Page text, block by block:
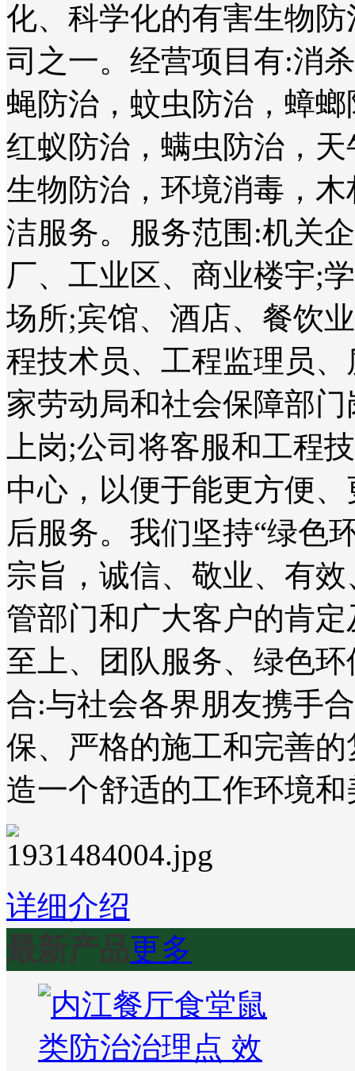
化、科学化的有害生物
司之一。经营项目有:消
蝇防治，蚊虫防治，蟑
红蚁防治，螨虫防治，
生物防治，环境消毒，
洁服务。服务范围:机关
厂、工业区、商业楼宇;
场所;宾馆、酒店、餐饮
程技术员、工程监理员
家劳动局和社会保障部
上岗;公司将客服和工程
中心，以便于能更方便
后服务。我们坚持“绿色
宗旨，诚信、敬业、有
管部门和广大客户的肯
至上、团队服务、绿色
合:与社会各界朋友携手
保、严格的施工和完善
造一个舒适的工作环境
详细介绍
最新产品更多